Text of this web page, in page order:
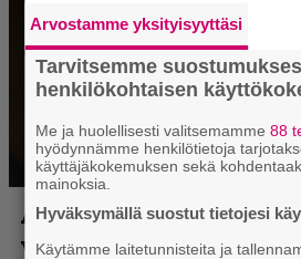
Arvostamme yksityisyyttäsi
Tarvitsemme
henkilökohtaisen
Me ja huolellisesti valitsemamme88
hyödynnämme henkilötietoja
käyttäjäkokemuksen sekä
mainoksia.
Hyväksymällä suostut tietojesi
Käytämme laitetunnisteita ja